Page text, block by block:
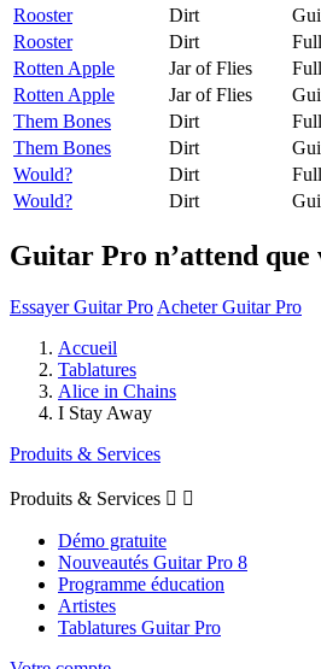
Rooster
Dirt
Rooster
Dirt
Rotten Apple
Jar of Flies
Rotten Apple
Jar of Flies
Them Bones
Dirt
Them Bones
Dirt
Would?
Dirt
Would?
Dirt
Guitar Pro n’attend que
Essayer Guitar Pro Acheter Guitar Pro
Accueil
Tablatures
Alice in Chains
I Stay Away
Produits & Services
Produits & Services  
Démo gratuite
Nouveautés Guitar Pro 8
Programme éducation
Artistes
Tablatures Guitar Pro